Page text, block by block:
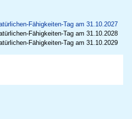
Fähigkeiten-Tag am 31.10.2027
Fähigkeiten-Tag am 31.10.2028
Fähigkeiten-Tag am 31.10.2029